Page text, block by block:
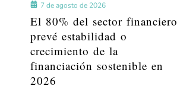
7 de agosto de 2026
El 80% del sector financiero
prevé estabilidad o
crecimiento de la
financiación sostenible en
2026